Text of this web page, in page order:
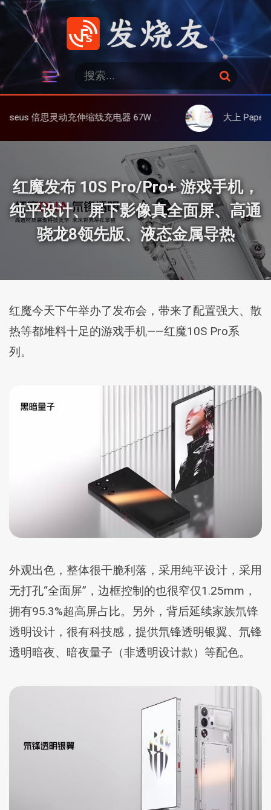
跳
发烧友
：
搜
索
3C，超耐用可伸缩线、氮化镓、3C多设备同时充 大上 Paperlike 13K 彩屏版显示屏，
红魔发布 10S Pro/Pro+ 游戏手机，
纯平设计、屏下影像真全面屏、高通
骁龙8领先版、液态金属导热
红魔今天下午举办了发布会，带来了配置强大、散
热等都堆料十足的游戏手机——红魔10S Pro系
列。
外观出色，整体很干脆利落，采用纯平设计，采用
无打孔“全面屏”，边框控制的也很窄仅1.25mm，
拥有95.3%超高屏占比。另外，背后延续家族氘锋
透明设计，很有科技感，提供氘锋透明银翼、氘锋
透明暗夜、暗夜量子（非透明设计款）等配色。